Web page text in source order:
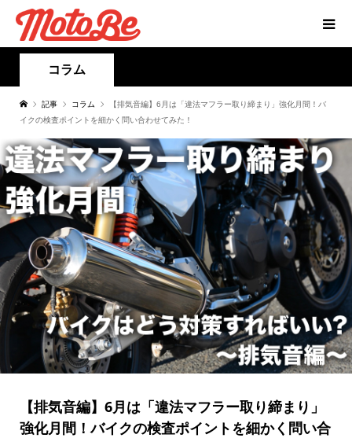
コラム
記事 コラム
【排気音編】6月は「違法マフラー取り締まり」強化月間！バ
イクの検査ポイントを細かく問い合わせてみた！
【排気音編】6月は「違法マフラー取り締まり」
強化月間！バイクの検査ポイントを細かく問い合